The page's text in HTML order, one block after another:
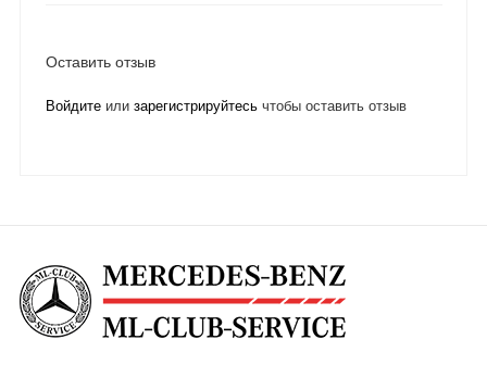
Оставить отзыв
Войдитеили зарегистрируйтесьчтобы оставить отзыв